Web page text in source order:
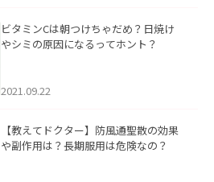
ビタミンCは朝つけちゃだめ？日焼け
やシミの原因になるってホント？
2021.09.22
【教えてドクター】防風通聖散の効果
や副作用は？長期服用は危険なの？